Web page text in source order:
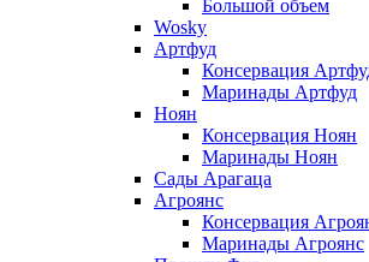
Большой объем
Wosky
Артфуд
Консервация
Маринады Артфуд
Ноян
Консервация Ноян
Маринады Ноян
Сады Арагаца
Агроянс
Консервация
Маринады Агроянс